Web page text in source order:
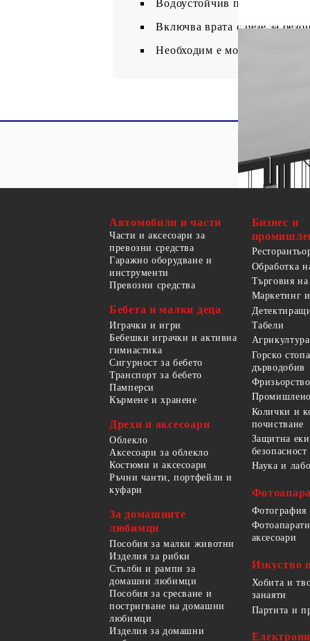
Водоустойчив покрив
Включва врата с резе за
Необходим е монтаж
Автомобили и части
Части и аксесоари за
превозни средства
Гаражно оборудване и
инструменти
Превозни средства
Бебета и малки деца
Играчки и игри
Бебешки играчки и активна
гимнастика
Сигурност за бебето
Транспорт за бебето
Памперси
Кърмене и хранене
Дрехи и аксесоари
Облекло
Аксесоари за облекло
Костюми и аксесоари
Ръчни чанти, портфейли и
куфари
За домашните
любимци
Пособия за малки животни
Изделия за рибки
Стълби и рампи за
домашни любимци
Пособия за сресване и
постригване на домашни
любимци
Изделия за домашни
Бизнес и
Обработка
Търговия
Маркетинг
Табели
Агрикултура
Горско
дърводобив
Колички и
почистване
Защитна
Наука и
Фотография
аксесоари
Изкуство
Хобита и
занаяти
Партита и